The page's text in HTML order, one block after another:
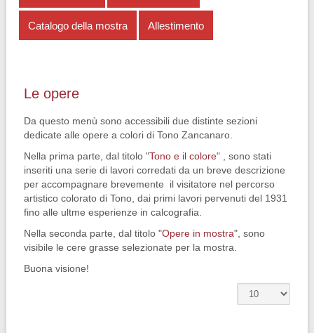
Catalogo della mostra Allestimento
Le opere
Da questo menù sono accessibili due distinte sezioni
dedicate alle opere a colori di Tono Zancanaro.
Nella prima parte, dal titolo "Tono e il colore" , sono stati
inseriti una serie di lavori corredati da un breve descrizione
per accompagnare brevemente il visitatore nel percorso
artistico colorato di Tono, dai primi lavori pervenuti del 1931
fino alle ultme esperienze in calcografia.
Nella seconda parte, dal titolo "Opere in mostra", sono
visibile le cere grasse selezionate per la mostra.
Buona visione!